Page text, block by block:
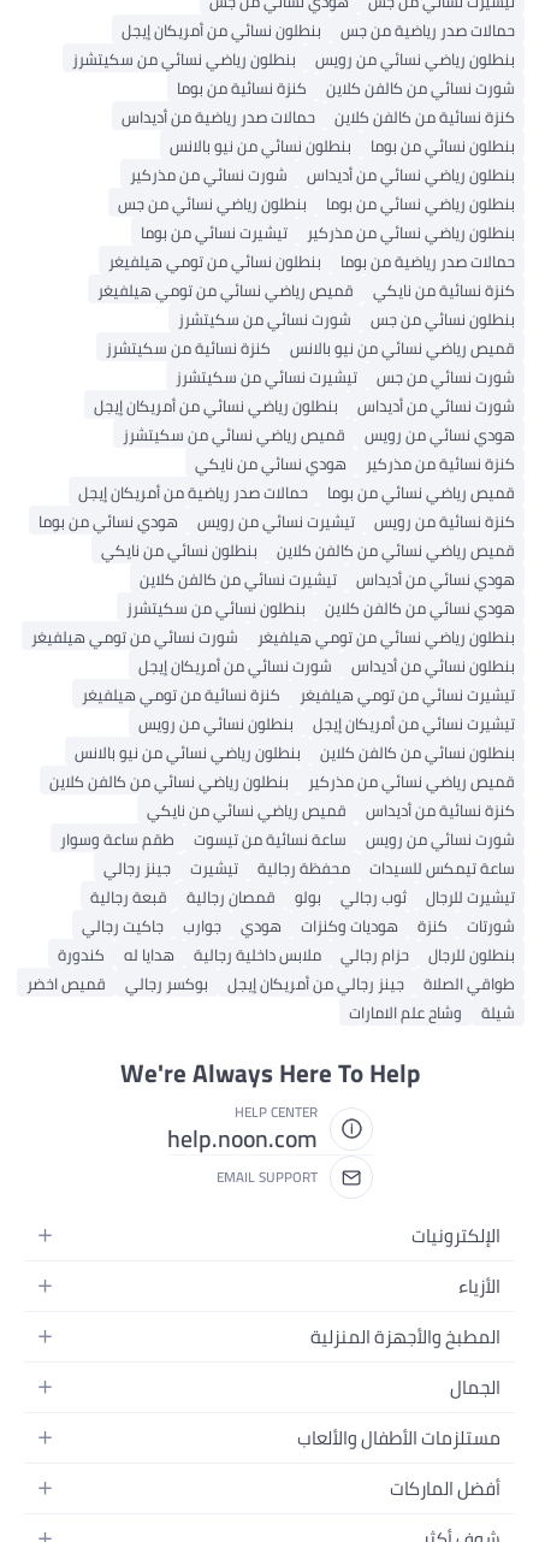
حمالات صدر رياضية من جس
بنطلون نسائي من أمريكان إيجل
بنطلون رياضي نسائي من رويس
بنطلون رياضي نسائي من سكيتشرز
شورت نسائي من كالفن كلاين
كنزة نسائية من بوما
كنزة نسائية من كالفن كلاين
حمالات صدر رياضية من أديداس
بنطلون نسائي من بوما
بنطلون نسائي من نيو بالانس
بنطلون رياضي نسائي من أديداس
شورت نسائي من مذركير
بنطلون رياضي نسائي من بوما
بنطلون رياضي نسائي من جس
بنطلون رياضي نسائي من مذركير
تيشيرت نسائي من بوما
حمالات صدر رياضية من بوما
بنطلون نسائي من تومي هيلفيغر
كنزة نسائية من نايكي
قميص رياضي نسائي من تومي هيلفيغر
بنطلون نسائي من جس
شورت نسائي من سكيتشرز
قميص رياضي نسائي من نيو بالانس
كنزة نسائية من سكيتشرز
شورت نسائي من جس
تيشيرت نسائي من سكيتشرز
شورت نسائي من أديداس
بنطلون رياضي نسائي من أمريكان إيجل
هودي نسائي من رويس
قميص رياضي نسائي من سكيتشرز
كنزة نسائية من مذركير
هودي نسائي من نايكي
قميص رياضي نسائي من بوما
حمالات صدر رياضية من أمريكان إيجل
كنزة نسائية من رويس
تيشيرت نسائي من رويس
هودي نسائي من بوما
قميص رياضي نسائي من كالفن كلاين
بنطلون نسائي من نايكي
هودي نسائي من أديداس
تيشيرت نسائي من كالفن كلاين
هودي نسائي من كالفن كلاين
بنطلون نسائي من سكيتشرز
بنطلون رياضي نسائي من تومي هيلفيغر
شورت نسائي من تومي هيلفيغر
بنطلون نسائي من أديداس
شورت نسائي من أمريكان إيجل
تيشيرت نسائي من تومي هيلفيغر
كنزة نسائية من تومي هيلفيغر
تيشيرت نسائي من أمريكان إيجل
بنطلون نسائي من رويس
بنطلون نسائي من كالفن كلاين
بنطلون رياضي نسائي من نيو بالانس
قميص رياضي نسائي من مذركير
بنطلون رياضي نسائي من كالفن كلاين
كنزة نسائية من أديداس
قميص رياضي نسائي من نايكي
شورت نسائي من رويس
ساعة نسائية من تيسوت
طقم ساعة وسوار
ساعة تيمكس للسيدات
محفظة رجالية تيشيرت
جينز رجالي
تيشيرت للرجال
ثوب رجالي بولو قمصان رجالية
قبعة رجالية
شورتات
كنزة هوديات وكنزات هودي جوارب
جاكيت رجالي
بنطلون للرجال
حزام رجالي ملابس داخلية رجالية هدايا له
كندورة
طواقي الصلاة
جينز رجالي من أمريكان إيجل بوكسر رجالي
قميص اخضر
شيلة
وشاح علم الامارات
We're Always Here To Help
HELP CENTER
help.noon.com
EMAIL SUPPORT
الإلكترونيات
الجوالات
اللابتوبات
الأجهزة المنزلية
التلفزيونات
السماعات
ألعاب القيمنق
الأزياء
أزياء نسائية
أزياء البنات
أزياء الأولاد
المجوهرات
المطبخ والأجهزة المنزلية
الحمام
المطبخ والسفرة
أدوات وتحسين المنزل
الجمال
العطور
العناية بالشعر
العناية بالبشرة
مستلزمات الأطفال والألعاب
الحفاضات
أفضل الماركات
سامسونج